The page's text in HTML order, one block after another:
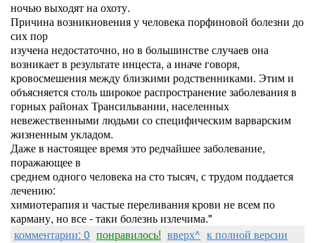
ночью выходят на охоту.
Причина возникновения у человека порфиновой болезни до
сих пор
изучена недостаточно, но в большинстве случаев она
возникает в результате инцеста, а иначе говоря,
кровосмешения между близкими родственниками. Этим и
объясняется столь широкое распространение заболевания в
горных районах Трансильвании, населенных
невежественными людьми со специфическим варварским
жизненным укладом.
Даже в настоящее время это редчайшее заболевание,
поражающее в
среднем одного человека на сто тысяч, с трудом поддается
лечению:
химиотерапия и частые переливания крови не всем по
карману, но все - таки болезнь излечима."
комментарии: 0 понравилось! вверх^ к полной версии